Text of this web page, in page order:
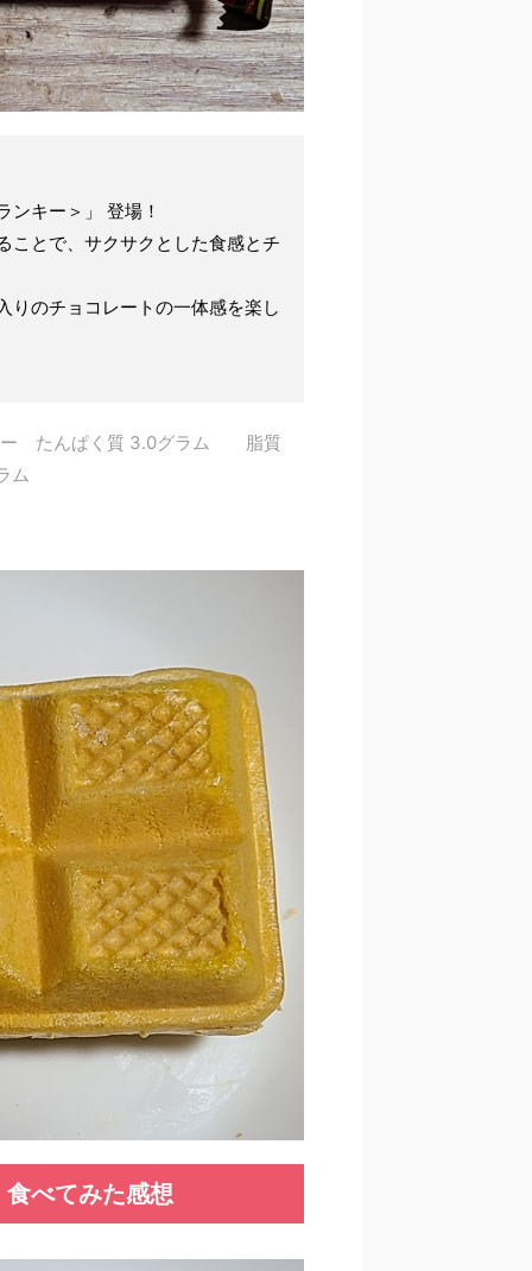
ンキー＞」 登場！
ことで、サクサクとした食感とチ
りのチョコレートの一体感を楽し
ー たんぱく質 3.0グラム 脂質
ム
べてみた感想